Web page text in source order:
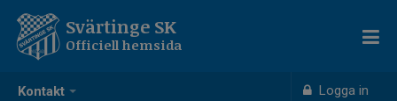
Kontakt Logga in
Svärtinge SK
Officiell hemsida